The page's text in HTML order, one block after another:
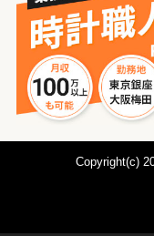
Copyright(c)